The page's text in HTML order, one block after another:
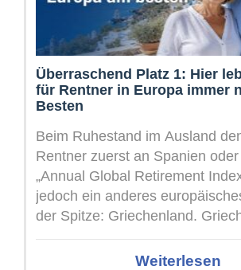
Überraschend Platz 1: Hier
für Rentner in Europa immer
Besten
Beim Ruhestand im Ausland
Rentner zuerst an Spanien
„Annual Global Retirement
jedoch ein anderes
der Spitze: Griechenland.
verbesserte sich ...
Weiterlesen